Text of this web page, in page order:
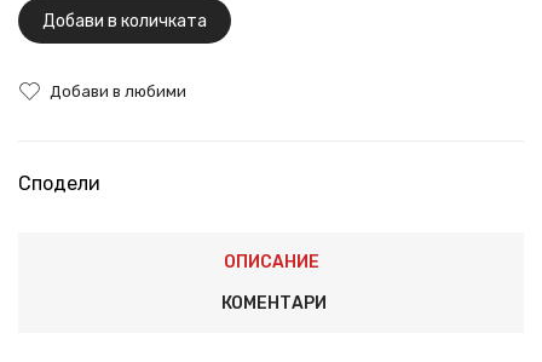
Добави в количката
Добави в любими
Сподели
ОПИСАНИЕ
КОМЕНТАРИ